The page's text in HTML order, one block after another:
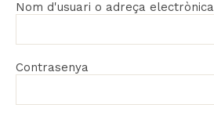
Nom d'usuari o adreça electrònica
Contrasenya